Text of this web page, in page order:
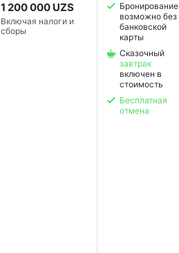
1 200 000 UZS
Включая налоги и
сборы
Бронирование
возможно без
банковской
карты
Сказочный
завтрак
включен в
стоимость
Бесплатная
отмена